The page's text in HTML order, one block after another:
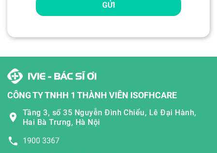
GỬI
CÔNG TY TNHH 1 THÀNH VIÊN ISOFHCARE
Tầng 3, số 35 Nguyễn Đình Chiểu, Lê Đại Hành,
Hai Bà Trưng, Hà Nội
1900 3367